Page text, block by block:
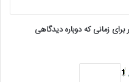
زمانی که دوباره دیدگاهی